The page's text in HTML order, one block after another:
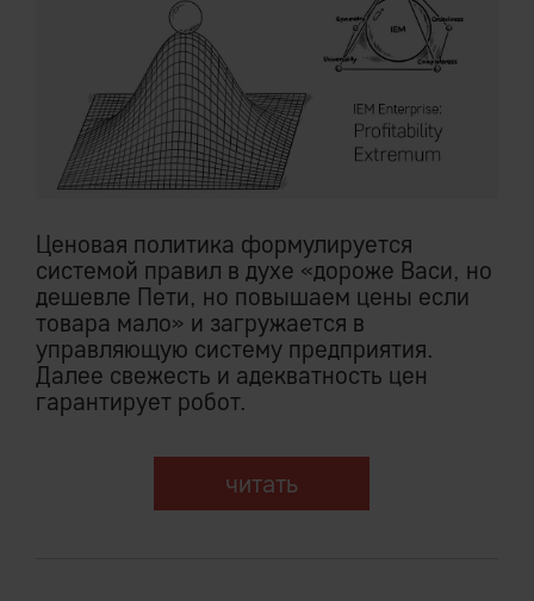
Ценовая политика формулируется
системой правил в духе «дороже Васи, но
дешевле Пети, но повышаем цены если
товара мало» и загружается в
управляющую систему предприятия.
Далее свежесть и адекватность цен
гарантирует робот.
читать